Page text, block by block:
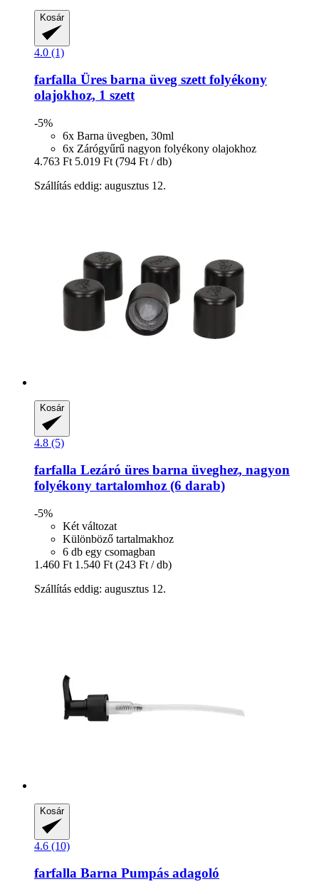
Kosár
4.0 (1)
farfalla Üres barna üveg szett folyékony
olajokhoz, 1 szett
-5%
6x Barna üvegben, 30ml
6x Zárógyűrű nagyon folyékony olajokhoz
4.763 Ft 5.019 Ft (794 Ft / db)
Szállítás eddig: augusztus 12.
Kosár
4.8 (5)
farfalla Lezáró üres barna üveghez, nagyon
folyékony tartalomhoz (6 darab)
-5%
Két változat
Különböző tartalmakhoz
6 db egy csomagban
1.460 Ft 1.540 Ft (243 Ft / db)
Szállítás eddig: augusztus 12.
Kosár
4.6 (10)
farfalla Barna Pumpás adagoló